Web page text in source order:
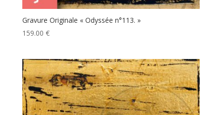
Gravure Originale « Odyssée n°113. »
159.00 €